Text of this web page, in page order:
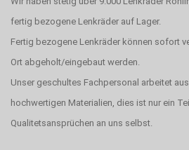
fertig bezogene Lenkräder auf Lager.
Fertig bezogene Lenkräder können sofort
Ort abgeholt/eingebaut werden.
Unser geschultes Fachpersonal arbeitet
hochwertigen Materialien, dies ist nur ein
Qualitetsansprüchen an uns selbst.